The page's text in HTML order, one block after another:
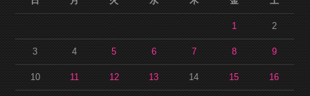
1 2
3 4 5 6 7 8 9
10 11 12 13 14 15 16